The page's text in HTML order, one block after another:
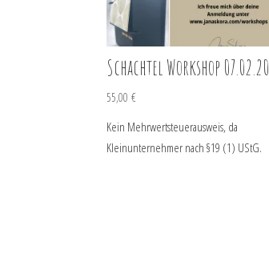
Schachtel Workshop
55,00 €
Kein Mehrwertsteuerausweis, da
Kleinunternehmer nach §19 (1) UStG.